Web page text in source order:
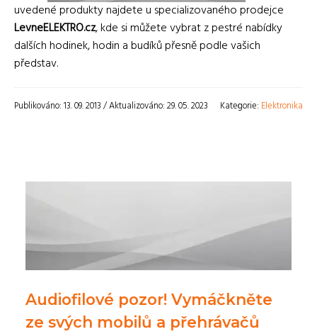
uvedené produkty najdete u specializovaného prodejce
LevneELEKTRO.cz, kde si můžete vybrat z pestré nabídky
dalších hodinek, hodin a budíků přesně podle vašich
představ.
Publikováno: 13. 09. 2013 / Aktualizováno: 29. 05. 2023 Kategorie: Elektronika
Audiofilové pozor! Vymáčkněte
ze svých mobilů a přehrávačů